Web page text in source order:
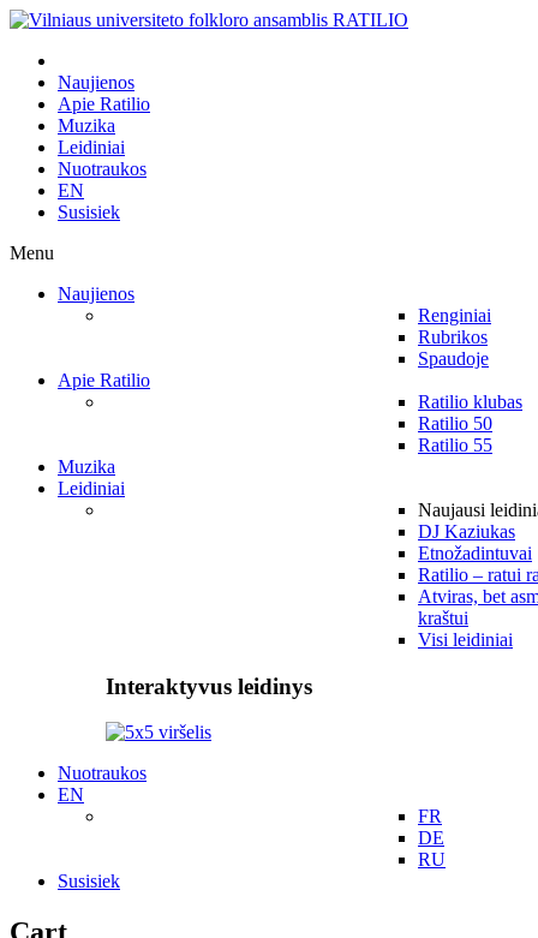
Naujienos
Apie Ratilio
Muzika
Leidiniai
Nuotraukos
EN
Susisiek
Menu
Naujienos
Renginiai
Rubrikos
Spaudoje
Apie Ratilio
Ratilio klubas
Ratilio 50
Ratilio 55
Muzika
Leidiniai
Naujausi
DJ Kaziukas
Etnožadintuvai
Ratilio – ratui
Atviras, bet
kraštui
Visi leidiniai
Interaktyvus leidinys
Nuotraukos
EN
FR
DE
RU
Susisiek